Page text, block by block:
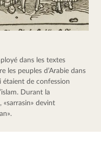
dans les textes
les peuples d’Arabie dans
étaient de confession
Durant la
«sarrasin» devint